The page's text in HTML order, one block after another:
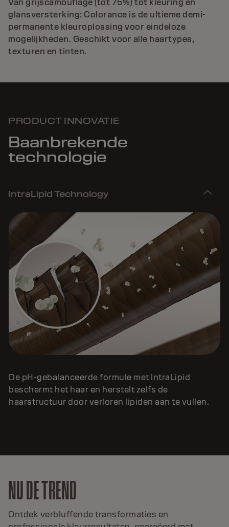
glansversterking: Colorance is de ultieme demi-
permanente kleuroplossing voor eindeloze
mogelijkheden. Geschikt voor alle haartypes,
texturen en tinten.
PRODUCT INNOVATIE
Baanbrekende
technologie
IntraLipid Technology
De pH-gebalanceerde formule met IntraLipid
beschermt het haar en herstelt zelfs de
haarstructuur door verloren lipiden aan te vullen.
NU DE TREND
Ontdek verbluffende transformaties en